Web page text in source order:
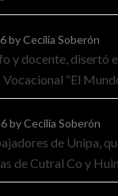
by Cecilia Soberón
y docente, disertó
“El
by Cecilia Soberón
de Unipa,
de Cutral Co y